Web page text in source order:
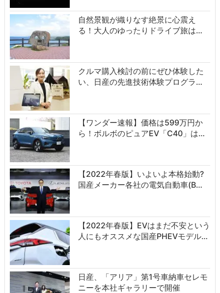
自然景観が織りなす絶景に心震え
る！大人のゆったりドライブ旅は…
クルマ購入検討の前にぜひ体験した
い、日産の先進技術体験プログラ…
【ワンダー速報】価格は599万円か
ら！ボルボのピュアEV「C40」は…
【2022年春版】いよいよ本格始動?
国産メーカー各社の電気自動車(B…
【2022年春版】EVはまだ不安という
人にもオススメな国産PHEVモデル…
日産、「アリア」第1号車納車セレモ
ニーを本社ギャラリーで開催